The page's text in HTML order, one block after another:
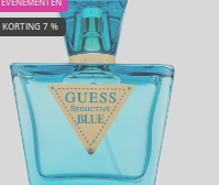
EVENEMENTEN
KORTING 7 %